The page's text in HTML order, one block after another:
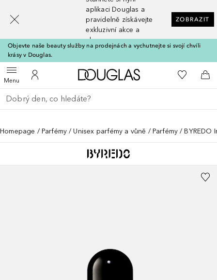
aplikaci Douglas a
pravidelně získávejte
exkluzivní akce a
slevy
ZOBRAZIT
Objevte naše beauty služby na prodejnách a vychutnejte si svojí chvíli
krásy v Douglas.
MenuOtevřít menuK mému účtu
Domů K mému
Do
Vraťte se
Proveďte vyhledávání
Homepage Parfémy Unisex parfémy a vůně Parfémy BYREDO
[navigation.slideout.screenreader]